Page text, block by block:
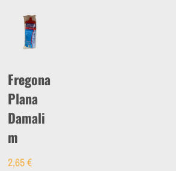
Fregona
Plana
Damali
m
2,65€